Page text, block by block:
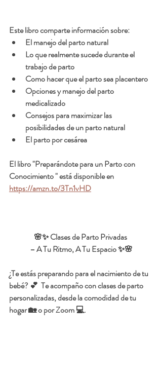
Este libro comparte información sobre:
El manejo del parto natural
Lo que realmente sucede durante el
trabajo de parto
Como hacer que el parto sea placentero
Opciones y manejo del parto
medicalizado
Consejos para maximizar las
posibilidades de un parto natural
El parto por cesárea
El libro "Preparándote para un Parto con
Conocimiento " está disponible en
https://amzn.to/3Tn1vHD
🌸✨ Clases de Parto Privadas
– A Tu Ritmo, A Tu Espacio ✨🌸
¿Te estás preparando para el nacimiento de tu
bebé? 💕  Te acompaño con clases de parto
personalizadas, desde la comodidad de tu
hogar 🏡 o por Zoom 💻.